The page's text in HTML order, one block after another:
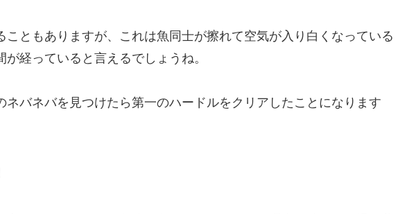
こともありますが、これは魚同士が擦れて空気が入り白くなっている
経っていると言えるでしょうね。
ネバネバを見つけたら第一のハードルをクリアしたことになります